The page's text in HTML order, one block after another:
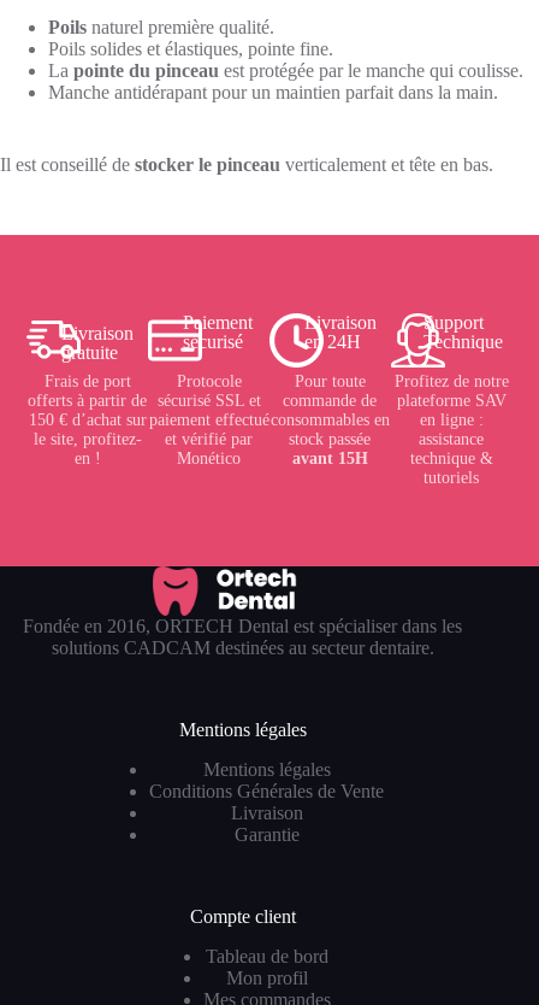
Poils naturel première qualité.
Poils solides et élastiques, pointe fine.
La pointe du pinceau est protégée par le manche qui coulisse.
Manche antidérapant pour un maintien parfait dans la main.
Il est conseillé de stocker le pinceau verticalement et tête en bas.
Livraison
gratuite
Frais de port
offerts à partir de
150 € d’achat sur
le site, profitez-
en !
Paiement
sécurisé
Protocole
sécurisé SSL et
paiement effectué
et vérifié par
Monético
Livraison
en 24H
Pour toute
commande de
consommables en
stock passée
avant 15H
Support
Technique
Profitez de notre
plateforme SAV
en ligne :
assistance
technique &
tutoriels
Fondée en 2016, ORTECH Dental est spécialiser dans les
solutions CADCAM destinées au secteur dentaire.
Mentions légales
Mentions légales
Conditions Générales de Vente
Livraison
Garantie
Compte client
Tableau de bord
Mon profil
Mes commandes